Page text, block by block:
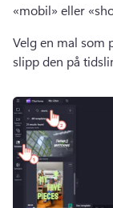
«mobil» eller
Velg en mal som
slipp den på